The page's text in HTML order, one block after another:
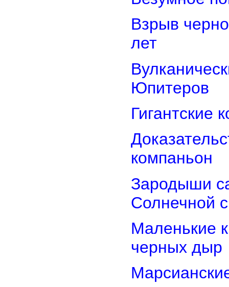
Взрыв
лет
Юпитеров
Гигантские
компаньон
Зародыши
Солнечной
Маленькие
черных дыр